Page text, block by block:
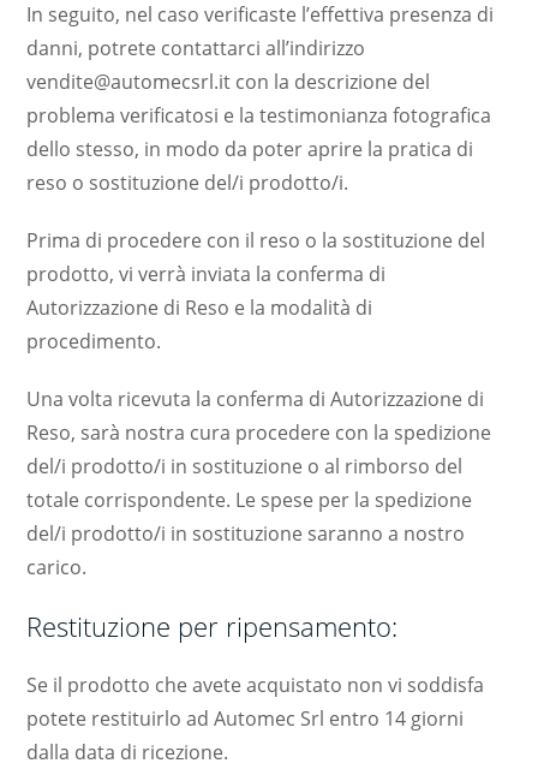
In seguito, nel caso verificaste l’effettiva presenza di
danni, potrete contattarci all’indirizzo
vendite@automecsrl.it con la descrizione del
problema verificatosi e la testimonianza fotografica
dello stesso, in modo da poter aprire la pratica di
reso o sostituzione del/i prodotto/i.
Prima di procedere con il reso o la sostituzione del
prodotto, vi verrà inviata la conferma di
Autorizzazione di Reso e la modalità di
procedimento.
Una volta ricevuta la conferma di Autorizzazione di
Reso, sarà nostra cura procedere con la spedizione
del/i prodotto/i in sostituzione o al rimborso del
totale corrispondente. Le spese per la spedizione
del/i prodotto/i in sostituzione saranno a nostro
carico.
Restituzione per ripensamento:
Se il prodotto che avete acquistato non vi soddisfa
potete restituirlo ad Automec Srl entro 14 giorni
dalla data di ricezione.